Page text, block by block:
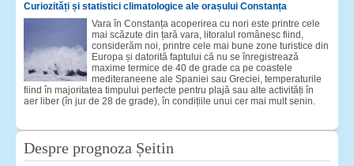
Curiozități și statistici climatologice ale orașului Constanța
Vara în Constanța acoperirea cu nori este printre cele
mai scăzute din țară vara, litoralul românesc fiind,
considerăm noi, printre cele mai bune zone turistice din
Europa și datorită faptului că nu se înregistrează
maxime termice de 40 de grade ca pe coastele
mediteraneene ale Spaniei sau Greciei, temperaturile
fiind în majoritatea timpului perfecte pentru plajă sau alte activități în
aer liber (în jur de 28 de grade), în condițiile unui cer mai mult senin.
Despre prognoza Șeitin